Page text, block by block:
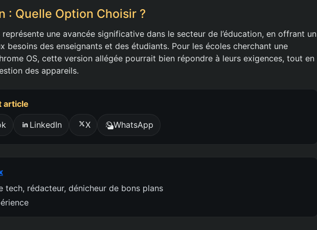
: Quelle Option Choisir ?
représente une avancée significative dans le secteur de l’éducation, en offrant un
besoins des enseignants et des étudiants. Pour les écoles cherchant une
OS, cette version allégée pourrait bien répondre à leurs exigences, tout en
des appareils.
article
LinkedIn X WhatsApp
tech, rédacteur, dénicheur de bons plans